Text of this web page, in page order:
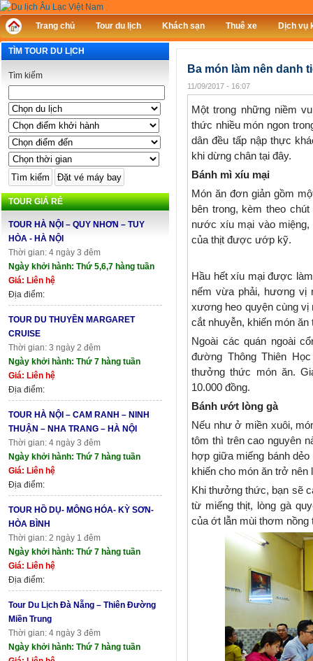
Trang chủ Tour du lịch Khách sạn Thuê xe Dịch vụ
TÌM TOUR DU LỊCH
Tìm kiếm
TOUR GIÁ RẺ
TOUR HÀ NỘI – QUY NHƠN – TUY
HÒA - HÀ NỘI
Thời gian: 4 ngày 3 đêm
Ngày khởi hành: Thứ 5,6,7 hàng tuần
Giá: Liên hệ
Địa điểm:
TOUR DU THUYỀN MARGARET
CRUISE
Thời gian: 3 ngày 2 đêm
Ngày khởi hành: Thứ 7 hàng tuần
Giá: Liên hệ
Địa điểm:
TOUR HÀ NỘI – CAM RANH – NINH
THUẬN – NHA TRANG – HÀ NỘI
Thời gian: 4 ngày 3 đêm
Ngày khởi hành: Thứ 7 hàng tuần
Giá: Liên hệ
Địa điểm:
TOUR HỒ DỤ- MÔNG HÓA- KỲ SƠN-
HÒA BÌNH
Thời gian: 2 ngày 1 đêm
Ngày khởi hành: Thứ 7 hàng tuần
Giá: Liên hệ
Địa điểm:
Tour Du Lịch Đà Nẵng – Thiên Đường
Miền Trung
Thời gian: 4 ngày 3 đêm
Ngày khởi hành: Thứ 7 hàng tuần
Ba món làm nên danh
11/09/2017 - 16:07
Một trong những niềm
thức nhiều món ngon
dân đều tấp nập thực
khi dừng chân tại đây.
Bánh mì xíu mại
Món ăn đơn giản gồm
bên trong, kèm theo
nước xíu mại vào
của thịt được ướp kỹ.
Hầu hết xíu mại được
nếm vừa phải, hương vị
xương heo quyện cùng vị
cắt nhuyễn, khiến món
Ngoài các quán ngoài
đường Thông Thiên
thưởng thức món ăn.
10.000 đồng.
Bánh ướt lòng gà
Nếu như ở miền xuôi,
tôm thì trên cao nguyên
hợp giữa miếng bánh
khiến cho món ăn trở nên
Khi thưởng thức, bạn sẽ
từ miếng thịt, lòng gà
của ớt lẫn mùi thơm nồng